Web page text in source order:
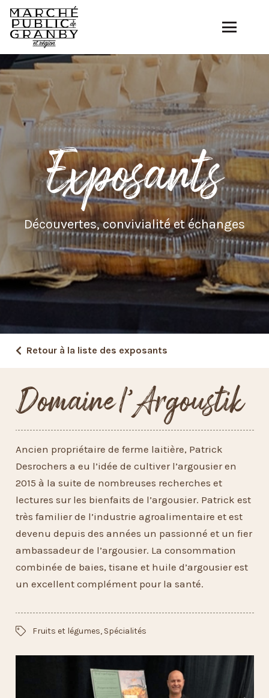
Exposants
Découvertes, convivialité et échanges
Retour à la liste des exposants
Domaine l’Argoustik
Ancien propriétaire de ferme laitière, Patrick
Desrochers a eu l’idée de cultiver l’argousier en
2015 à la suite de nombreuses recherches et
lectures sur les bienfaits de l’argousier. Patrick est
très familier de l’industrie agroalimentaire et est
devenu depuis des années un passionné et un fier
ambassadeur de l’argousier. La consommation
combinée de baies, tisane et huile d’argousier est
un excellent complément pour la santé.
Fruits et légumes, Spécialités